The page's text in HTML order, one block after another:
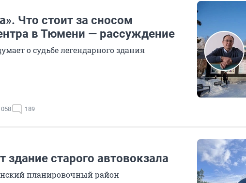
Что стоит за сносом
в Тюмени — рассуждение
о судьбе легендарного здания
058 189
здание старого автовокзала
планировочный район